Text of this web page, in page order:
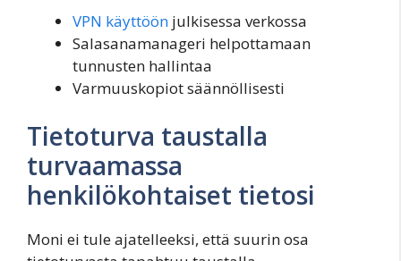
VPN käyttöön julkisessa verkossa
Salasanamanageri helpottamaan
tunnusten hallintaa
Varmuuskopiot säännöllisesti
Tietoturva taustalla
turvaamassa
henkilökohtaiset tietosi
Moni ei tule ajatelleeksi, että suurin osa